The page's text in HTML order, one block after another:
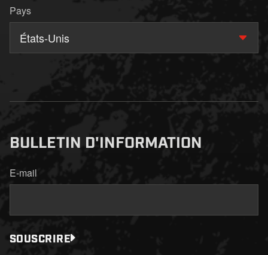
Pays
États-Unis
BULLETIN D'INFORMATION
E-mail
SOUSCRIRE